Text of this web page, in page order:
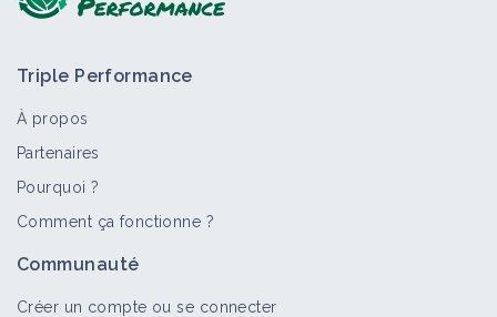
Triple Performance
À propos
Partenaires
Pourquoi ?
Comment ça fonctionne ?
Communauté
Créer un compte ou se connecter